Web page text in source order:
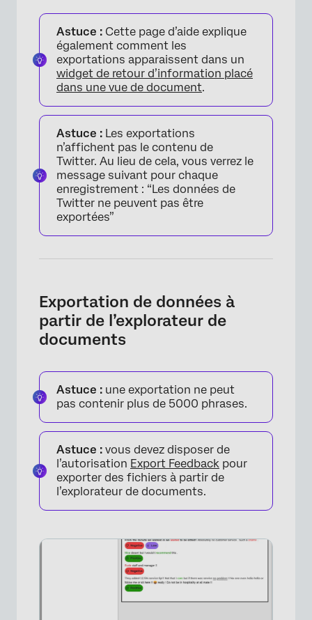
Astuce : Cette page d’aide explique
également comment les
exportations apparaissent dans un
widget de retour d’information placé
dans une vue de document.
Astuce : Les exportations
n’affichent pas le contenu de
Twitter. Au lieu de cela, vous verrez le
message suivant pour chaque
enregistrement : “Les données de
Twitter ne peuvent pas être
exportées”
Exportation de données à
partir de l’explorateur de
documents
Astuce : une exportation ne peut
pas contenir plus de 5000 phrases.
Astuce : vous devez disposer de
l’autorisation Export Feedback pour
exporter des fichiers à partir de
l’explorateur de documents.